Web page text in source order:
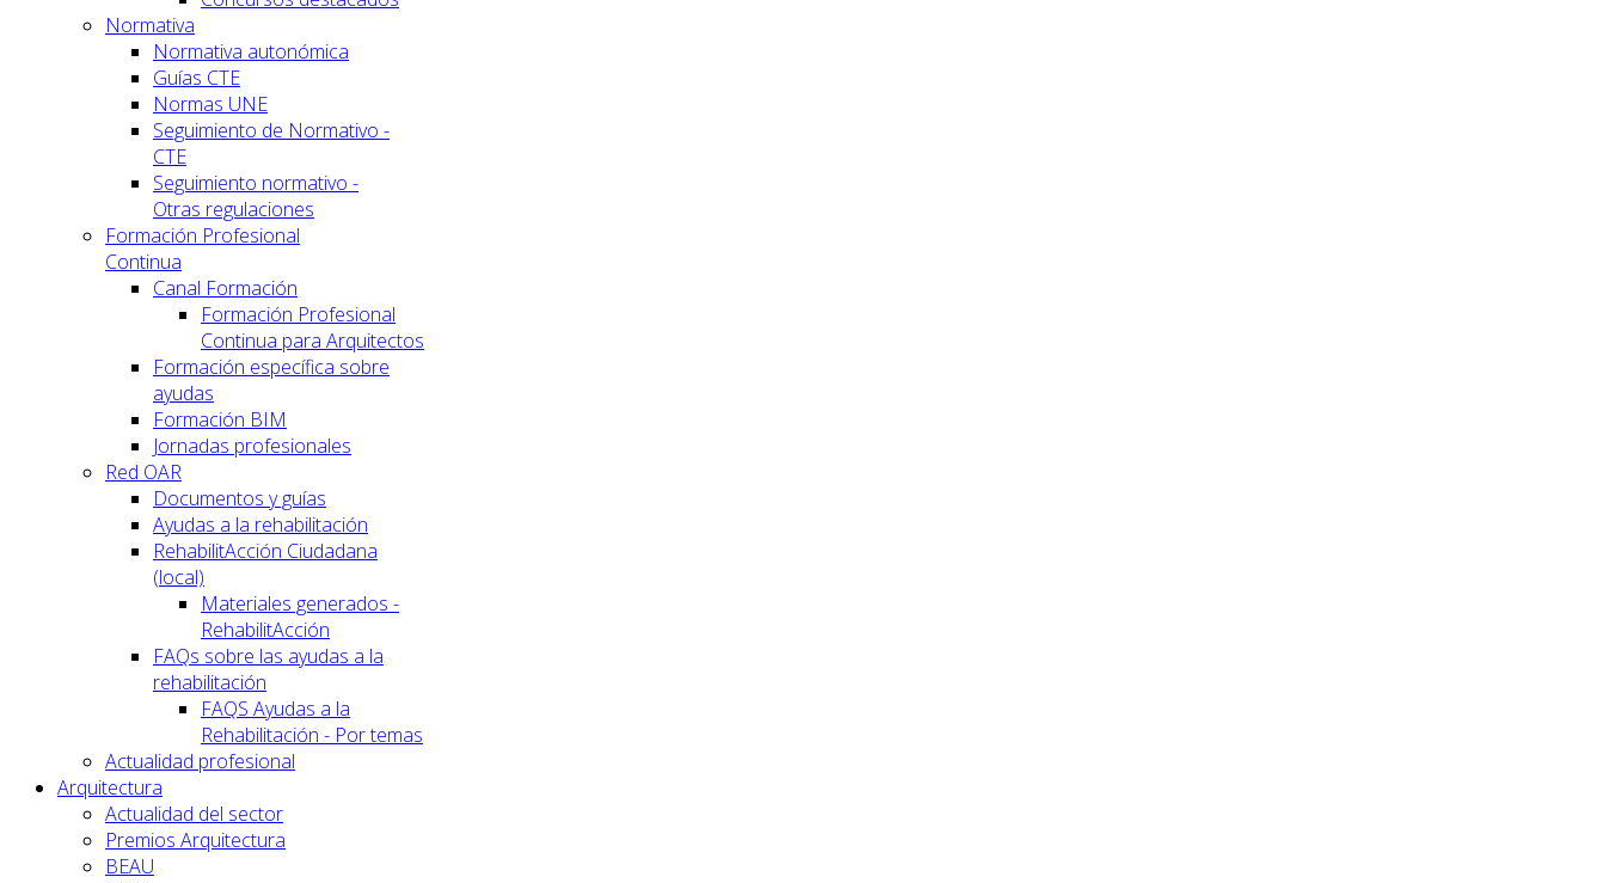
Normativa
Normativa autonómica
Guías CTE
Normas UNE
Seguimiento de Normativo -
CTE
Seguimiento normativo -
Otras regulaciones
Formación Profesional
Continua
Canal Formación
Formación Profesional
Continua para Arquitectos
Formación específica sobre
ayudas
Formación BIM
Jornadas profesionales
Red OAR
Documentos y guías
Ayudas a la rehabilitación
RehabilitAcción Ciudadana
(local)
Materiales generados -
RehabilitAcción
FAQs sobre las ayudas a la
rehabilitación
FAQS Ayudas a la
Rehabilitación - Por temas
Actualidad profesional
Arquitectura
Actualidad del sector
Premios Arquitectura
BEAU